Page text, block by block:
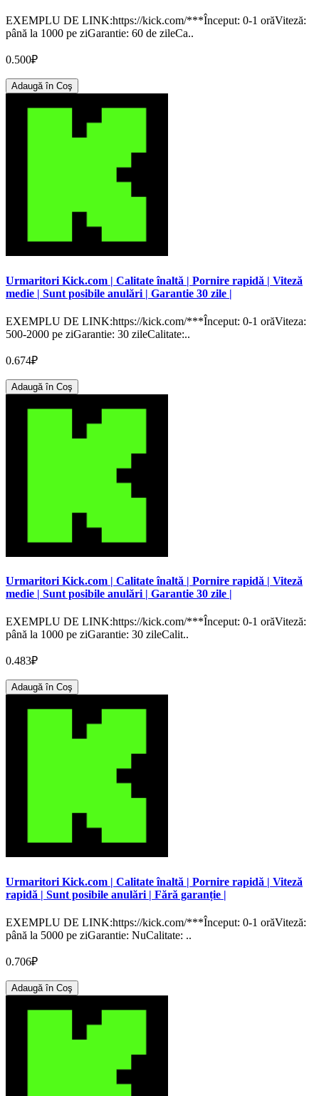
EXEMPLU DE LINK:https://kick.com/***Început: 0-1 orăViteză:
până la 1000 pe ziGarantie: 60 de zileCa..
0.500₽
Adaugă în Coş
Urmaritori Kick.com | Calitate înaltă | Pornire rapidă | Viteză
medie | Sunt posibile anulări | Garantie 30 zile |
EXEMPLU DE LINK:https://kick.com/***Început: 0-1 orăViteza:
500-2000 pe ziGarantie: 30 zileCalitate:..
0.674₽
Adaugă în Coş
Urmaritori Kick.com | Calitate înaltă | Pornire rapidă | Viteză
medie | Sunt posibile anulări | Garantie 30 zile |
EXEMPLU DE LINK:https://kick.com/***Început: 0-1 orăViteză:
până la 1000 pe ziGarantie: 30 zileCalit..
0.483₽
Adaugă în Coş
Urmaritori Kick.com | Calitate înaltă | Pornire rapidă | Viteză
rapidă | Sunt posibile anulări | Fără garanție |
EXEMPLU DE LINK:https://kick.com/***Început: 0-1 orăViteză:
până la 5000 pe ziGarantie: NuCalitate: ..
0.706₽
Adaugă în Coş